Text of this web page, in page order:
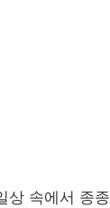
상 속에서 종종